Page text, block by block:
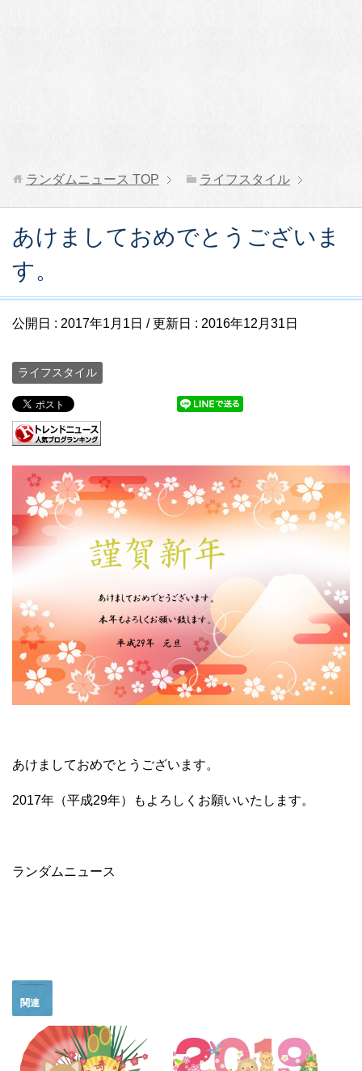
ランダムニュース TOP ライフスタイル
あけましておめでとうございま
す。
公開日 : 2017年1月1日 / 更新日 : 2016年12月31日
ライフスタイル
あけましておめでとうございます。
2017年（平成29年）もよろしくお願いいたします。
ランダムニュース
関連